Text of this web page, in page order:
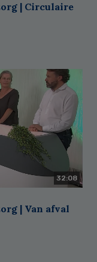
| Circulaire
32:08
| Van afval